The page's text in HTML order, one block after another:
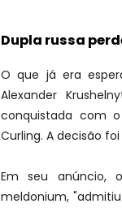
Dupla russa
O que já era
Alexander
conquistada com
Curling. A decisão
Em seu anúncio,
meldonium,